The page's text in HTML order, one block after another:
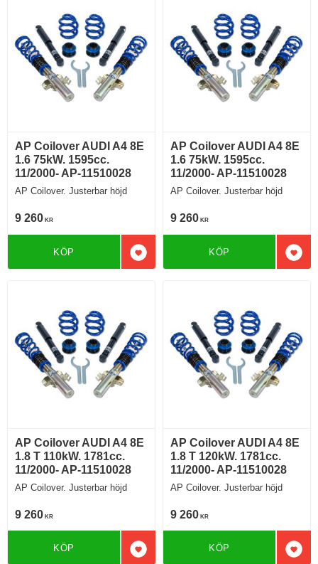
AP Coilover AUDI A4 8E
1.6 75kW. 1595cc.
11/2000- AP-11510028
AP Coilover. Justerbar höjd
9 260 KR
Lägg till i favoriter
KÖP
AP Coilover AUDI A4 8E
1.6 75kW. 1595cc.
11/2000- AP-11510028
AP Coilover. Justerbar höjd
9 260 KR
KÖP
AP Coilover AUDI A4 8E
1.8 T 110kW. 1781cc.
11/2000- AP-11510028
AP Coilover. Justerbar höjd
9 260 KR
Lägg till i favoriter
KÖP
AP Coilover AUDI A4 8E
1.8 T 120kW. 1781cc.
11/2000- AP-11510028
AP Coilover. Justerbar höjd
9 260 KR
KÖP